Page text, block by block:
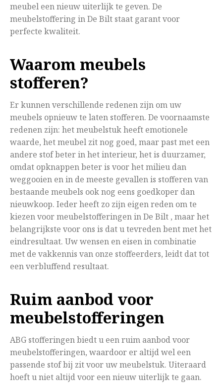
meubel een nieuw uiterlijk te geven. De
meubelstoffering in De Bilt staat garant voor
perfecte kwaliteit.
Waarom meubels
stofferen?
Er kunnen verschillende redenen zijn om uw
meubels opnieuw te laten stofferen. De voornaamste
redenen zijn: het meubelstuk heeft emotionele
waarde, het meubel zit nog goed, maar past met een
andere stof beter in het interieur, het is duurzamer,
omdat opknappen beter is voor het milieu dan
weggooien en in de meeste gevallen is stofferen van
bestaande meubels ook nog eens goedkoper dan
nieuwkoop. Ieder heeft zo zijn eigen reden om te
kiezen voor meubelstofferingen in De Bilt , maar het
belangrijkste voor ons is dat u tevreden bent met het
eindresultaat. Uw wensen en eisen in combinatie
met de vakkennis van onze stoffeerders, leidt dat tot
een verbluffend resultaat.
Ruim aanbod voor
meubelstofferingen
ABG stofferingen biedt u een ruim aanbod voor
meubelstofferingen, waardoor er altijd wel een
passende stof bij zit voor uw meubelstuk. Uiteraard
hoeft u niet altijd voor een nieuw uiterlijk te gaan.